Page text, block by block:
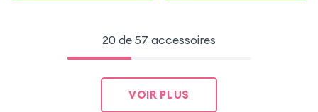
20 de 57 accessoires
VOIR PLUS